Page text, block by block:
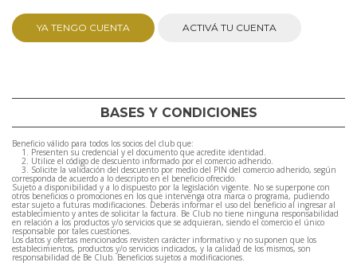
YA TENGO CUENTA ACTIVÁ TU CUENTA
BASES Y CONDICIONES
Beneficio válido para todos los socios del club que:
1. Presenten su credencial y el documento que acredite identidad.
2. Utilice el código de descuento informado por el comercio adherido.
3. Solicite la validación del descuento por medio del PIN del comercio adherido, según
corresponda de acuerdo a lo descripto en el beneficio ofrecido.
Sujeto a disponibilidad y a lo dispuesto por la legislación vigente. No se superpone con
otros beneficios o promociones en los que intervenga otra marca o programa, pudiendo
estar sujeto a futuras modificaciones. Deberás informar el uso del beneficio al ingresar al
establecimiento y antes de solicitar la factura. Be Club no tiene ninguna responsabilidad
en relación a los productos y/o servicios que se adquieran, siendo el comercio el único
responsable por tales cuestiones.
Los datos y ofertas mencionados revisten carácter informativo y no suponen que los
establecimientos, productos y/o servicios indicados, y la calidad de los mismos, son
responsabilidad de Be Club. Beneficios sujetos a modificaciones.